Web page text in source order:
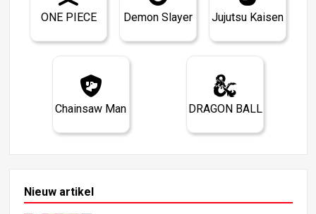
ONE PIECE Demon Slayer Jujutsu Kaisen
Chainsaw Man DRAGON BALL
Nieuw artikel